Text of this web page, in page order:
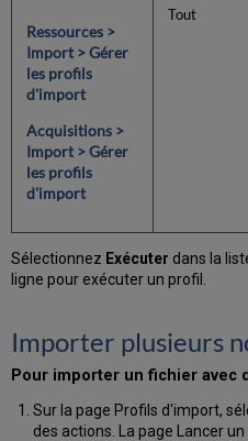
Ressources >
Import > Gérer
les profils
d'import
Acquisitions >
Import > Gérer
les profils
d'import
Tout
Sélectionnez Exécuter dans la
ligne pour exécuter un profil.
Importer plusieurs
Pour importer un fichier avec
Sur la page Profils d'import,
des actions. La page Lancer